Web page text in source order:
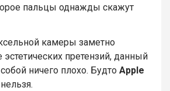
пальцы однажды скажут
камеры заметно
претензий, данный
ничего плохо. Будто Apple
нельзя.